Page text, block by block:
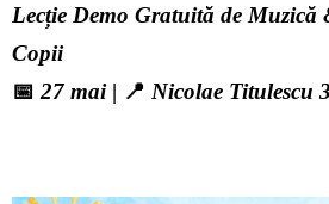
Lecție Demo Gratuită de Muzică
Copii
📅 27 mai| 📍 Nicolae Titulescu